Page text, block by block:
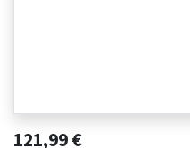
121,99€